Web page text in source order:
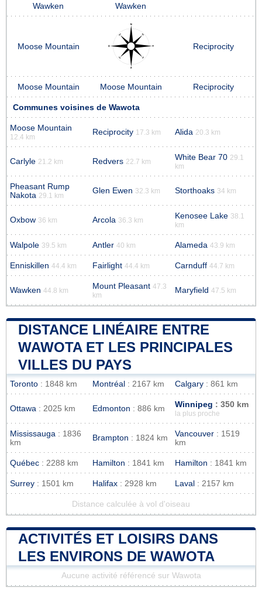
Wawken Wawken
Moose Mountain Reciprocity
Moose Mountain Moose Mountain Reciprocity
Communes voisines de Wawota
Moose Mountain
12.4 km
Reciprocity 17.3 km Alida 20.3 km
Carlyle 21.2 km Redvers 22.7 km White Bear 70 29.1
km
Pheasant Rump
Nakota 29.1 km
Glen Ewen 32.3 km Storthoaks 34 km
Oxbow 36 km Arcola 36.3 km Kenosee Lake 38.1
km
Walpole 39.5 km Antler 40 km Alameda 43.9 km
Enniskillen 44.4 km Fairlight 44.4 km Carnduff 44.7 km
Wawken 44.8 km Mount Pleasant 47.3
km
Maryfield 47.5 km
DISTANCE LINÉAIRE ENTRE
WAWOTA ET LES PRINCIPALES
VILLES DU PAYS
Toronto : 1848 km Montréal : 2167 km Calgary : 861 km
Ottawa : 2025 km Edmonton : 886 km Winnipeg : 350 km
la plus proche
Mississauga : 1836
km
Brampton : 1824 km Vancouver : 1519
km
Québec : 2288 km Hamilton : 1841 km Hamilton : 1841 km
Surrey : 1501 km Halifax : 2928 km Laval : 2157 km
Distance calculée à vol d'oiseau
ACTIVITÉS ET LOISIRS DANS
LES ENVIRONS DE WAWOTA
Aucune activité référencé sur Wawota